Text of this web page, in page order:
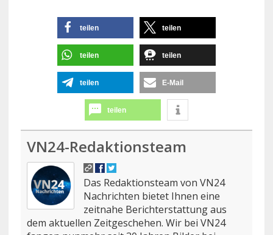
teilen teilen
teilen teilen
teilen E-Mail
teilen
VN24-Redaktionsteam
Das Redaktionsteam von VN24
Nachrichten bietet Ihnen eine
zeitnahe Berichterstattung aus
dem aktuellen Zeitgeschehen. Wir bei VN24